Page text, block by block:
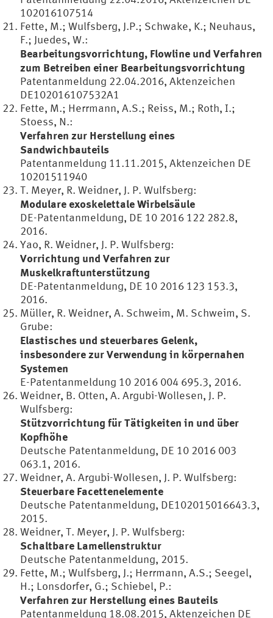
102016107514
Fette, M.; Wulfsberg, J.P.; Schwake, K.; Neuhaus,
F.; Juedes, W.:
Bearbeitungsvorrichtung, Flowline und Verfahren
zum Betreiben einer Bearbeitungsvorrichtung
Patentanmeldung 22.04.2016, Aktenzeichen
DE102016107532A1
Fette, M.; Herrmann, A.S.; Reiss, M.; Roth, I.;
Stoess, N.:
Verfahren zur Herstellung eines
Sandwichbauteils
Patentanmeldung 11.11.2015, Aktenzeichen DE
10201511940
T. Meyer, R. Weidner, J. P. Wulfsberg:
Modulare exoskelettale Wirbelsäule
DE-Patentanmeldung, DE 10 2016 122 282.8,
2016.
Yao, R. Weidner, J. P. Wulfsberg:
Vorrichtung und Verfahren zur
Muskelkraftunterstützung
DE-Patentanmeldung, DE 10 2016 123 153.3,
2016.
Müller, R. Weidner, A. Schweim, M. Schweim, S.
Grube:
Elastisches und steuerbares Gelenk,
insbesondere zur Verwendung in körpernahen
Systemen
E-Patentanmeldung 10 2016 004 695.3, 2016.
Weidner, B. Otten, A. Argubi-Wollesen, J. P.
Wulfsberg:
Stützvorrichtung für Tätigkeiten in und über
Kopfhöhe
Deutsche Patentanmeldung, DE 10 2016 003
063.1, 2016.
Weidner, A. Argubi-Wollesen, J. P. Wulfsberg:
Steuerbare Facettenelemente
Deutsche Patentanmeldung, DE102015016643.3,
2015.
Weidner, T. Meyer, J. P. Wulfsberg:
Schaltbare Lamellenstruktur
Deutsche Patentanmeldung, 2015.
Fette, M.; Wulfsberg, J.; Herrmann, A.S.; Seegel,
H.; Lonsdorfer, G.; Schiebel, P.:
Verfahren zur Herstellung eines Bauteils
Patentanmeldung 18.08.2015, Aktenzeichen DE